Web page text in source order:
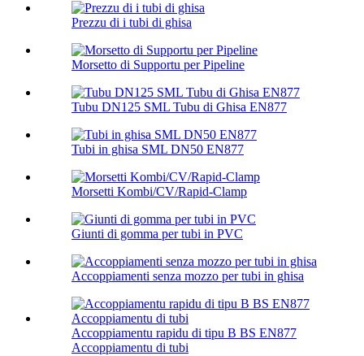
Prezzu di i tubi di ghisa
Morsetto di Supportu per Pipeline
Tubu DN125 SML Tubu di Ghisa EN877
Tubi in ghisa SML DN50 EN877
Morsetti Kombi/CV/Rapid-Clamp
Giunti di gomma per tubi in PVC
Accoppiamenti senza mozzo per tubi in ghisa
Accoppiamentu rapidu di tipu B BS EN877
Accoppiamentu di tubi